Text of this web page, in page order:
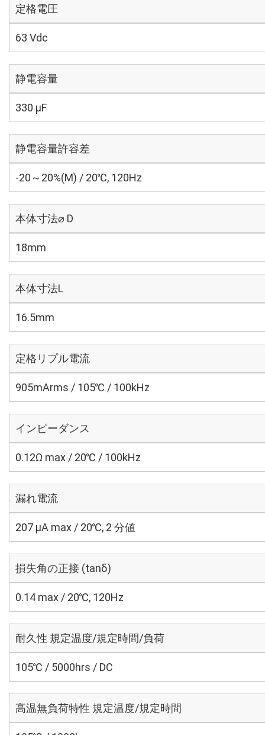
定格電圧
63 Vdc
静電容量
330 µF
静電容量許容差
-20～20%(M) / 20℃, 120Hz
本体寸法⌀ D
18mm
本体寸法L
16.5mm
定格リプル電流
905mArms / 105℃ / 100kHz
インピーダンス
0.12Ω max / 20℃ / 100kHz
漏れ電流
207 μA max / 20℃, 2 分値
損失角の正接 (tanδ)
0.14 max / 20℃, 120Hz
耐久性 規定温度/規定時間/負荷
105℃ / 5000hrs / DC
高温無負荷特性 規定温度/規定時間